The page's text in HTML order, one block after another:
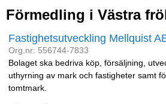
Förmedling i Västra
Fastighetsutveckling Mellquist
Org.nr: 556744-7833
Bolaget ska bedriva köp, försäljning,
uthyrning av mark och fastigheter samt
tomtmark.